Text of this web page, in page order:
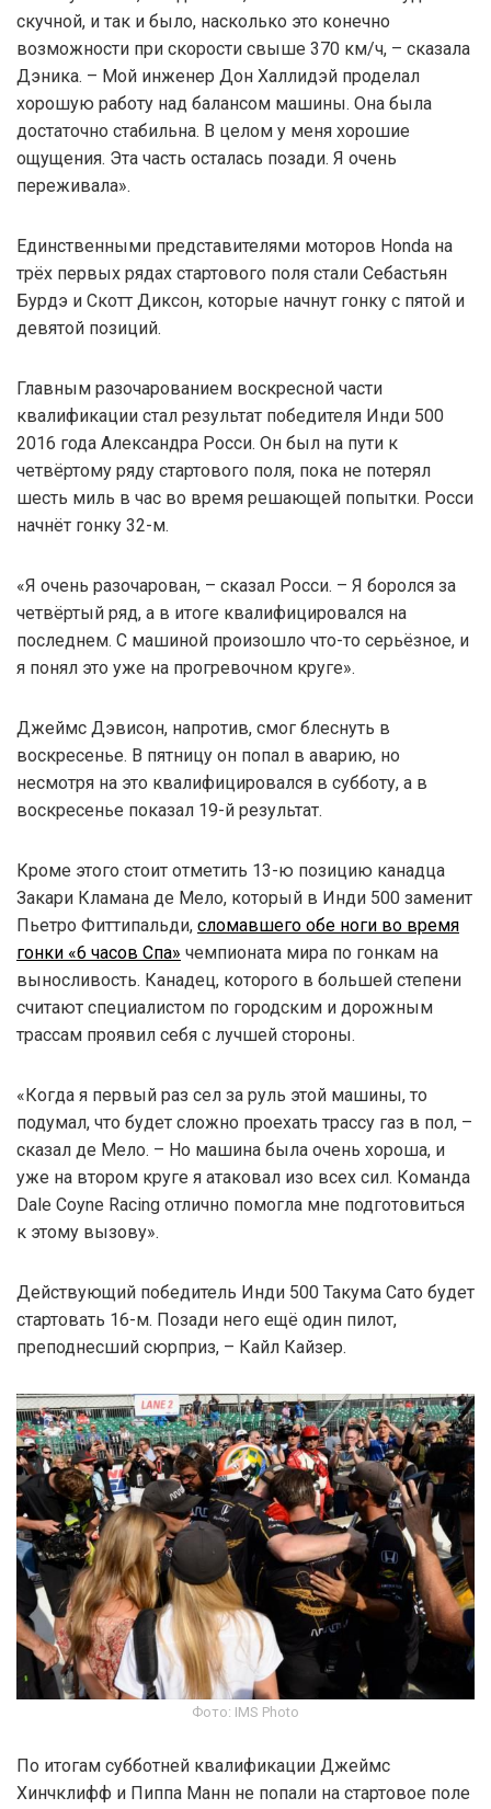
скучной, и так и было, насколько это конечно
возможности при скорости свыше 370 км/ч, – сказала
Дэника. – Мой инженер Дон Халлидэй проделал
хорошую работу над балансом машины. Она была
достаточно стабильна. В целом у меня хорошие
ощущения. Эта часть осталась позади. Я очень
переживала».
Единственными представителями моторов Honda на
трёх первых рядах стартового поля стали Себастьян
Бурдэ и Скотт Диксон, которые начнут гонку с пятой и
девятой позиций.
Главным разочарованием воскресной части
квалификации стал результат победителя Инди 500
2016 года Александра Росси. Он был на пути к
четвёртому ряду стартового поля, пока не потерял
шесть миль в час во время решающей попытки. Росси
начнёт гонку 32-м.
«Я очень разочарован, – сказал Росси. – Я боролся за
четвёртый ряд, а в итоге квалифицировался на
последнем. С машиной произошло что-то серьёзное, и
я понял это уже на прогревочном круге».
Джеймс Дэвисон, напротив, смог блеснуть в
воскресенье. В пятницу он попал в аварию, но
несмотря на это квалифицировался в субботу, а в
воскресенье показал 19-й результат.
Кроме этого стоит отметить 13-ю позицию канадца
Закари Кламана де Мело, который в Инди 500 заменит
Пьетро Фиттипальди, сломавшего обе ноги во время
гонки «6 часов Спа» чемпионата мира по гонкам на
выносливость. Канадец, которого в большей степени
считают специалистом по городским и дорожным
трассам проявил себя с лучшей стороны.
«Когда я первый раз сел за руль этой машины, то
подумал, что будет сложно проехать трассу газ в пол, –
сказал де Мело. – Но машина была очень хороша, и
уже на втором круге я атаковал изо всех сил. Команда
Dale Coyne Racing отлично помогла мне подготовиться
к этому вызову».
Действующий победитель Инди 500 Такума Сато будет
стартовать 16-м. Позади него ещё один пилот,
преподнесший сюрприз, – Кайл Кайзер.
Фото: IMS Photo
По итогам субботней квалификации Джеймс
Хинчклифф и Пиппа Манн не попали на стартовое поле